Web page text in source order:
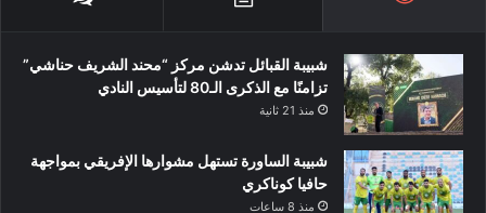
شبيبة القبائل تدشن مركز “محند الشريف حناشي”
تزامنًا مع الذكرى الـ80 لتأسيس النادي
منذ 21 ثانية
شبيبة الساورة تستهل مشوارها الإفريقي بمواجهة
حافيا كوناكري
منذ 8 ساعات